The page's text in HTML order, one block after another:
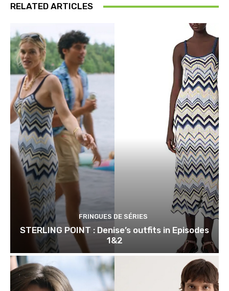
RELATED ARTICLES
FRINGUES DE SÉRIES
STERLING POINT : Denise’s outfits in Episodes
1&2